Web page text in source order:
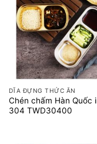
DĨA ĐỰNG THỨC ĂN
Chén chấm Hàn Quốc
304 TWD30400